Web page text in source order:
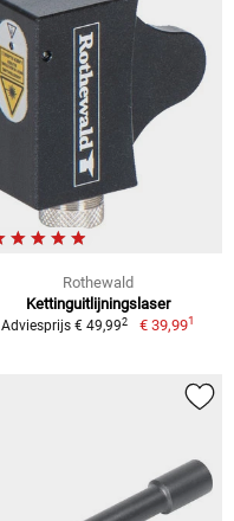
Rothewald
Kettinguitlijningslaser
Adviesprijs € 49,992 € 39,991